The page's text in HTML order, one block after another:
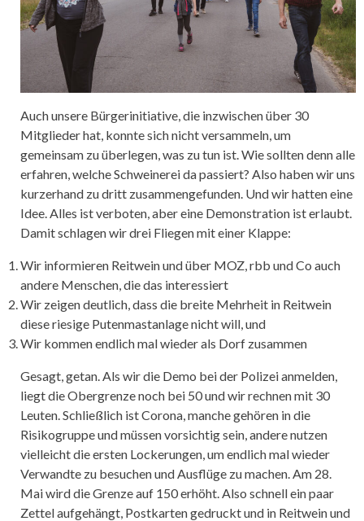
Auch unsere Bürgerinitiative, die inzwischen über 30
Mitglieder hat, konnte sich nicht versammeln, um
gemeinsam zu überlegen, was zu tun ist. Wie sollten denn alle
erfahren, welche Schweinerei da passiert? Also haben wir uns
kurzerhand zu dritt zusammengefunden. Und wir hatten eine
Idee. Alles ist verboten, aber eine Demonstration ist erlaubt.
Damit schlagen wir drei Fliegen mit einer Klappe:
Wir informieren Reitwein und über MOZ, rbb und Co auch
andere Menschen, die das interessiert
Wir zeigen deutlich, dass die breite Mehrheit in Reitwein
diese riesige Putenmastanlage nicht will, und
Wir kommen endlich mal wieder als Dorf zusammen
Gesagt, getan. Als wir die Demo bei der Polizei anmelden,
liegt die Obergrenze noch bei 50 und wir rechnen mit 30
Leuten. Schließlich ist Corona, manche gehören in die
Risikogruppe und müssen vorsichtig sein, andere nutzen
vielleicht die ersten Lockerungen, um endlich mal wieder
Verwandte zu besuchen und Ausflüge zu machen. Am 28.
Mai wird die Grenze auf 150 erhöht. Also schnell ein paar
Zettel aufgehängt, Postkarten gedruckt und in Reitwein und